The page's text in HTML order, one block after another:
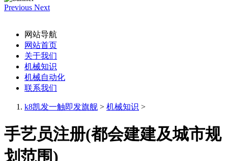
Previous Next
网站导航
网站首页
关于我们
机械知识
机械自动化
联系我们
k8凯发一触即发旗舰 > 机械知识 >
手艺员注册(都会建建及城市规
划范围)